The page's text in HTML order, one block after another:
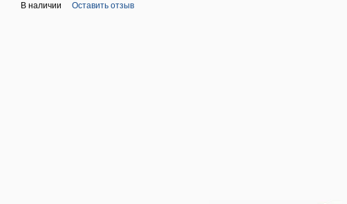
В наличии Оставить отзыв